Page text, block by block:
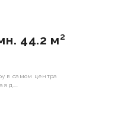
44.2 м²
в самом центра
д....